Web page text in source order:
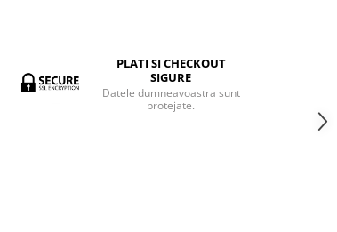
PLATI SI CHECKOUT
SIGURE
Datele dumneavoastra sunt
protejate.